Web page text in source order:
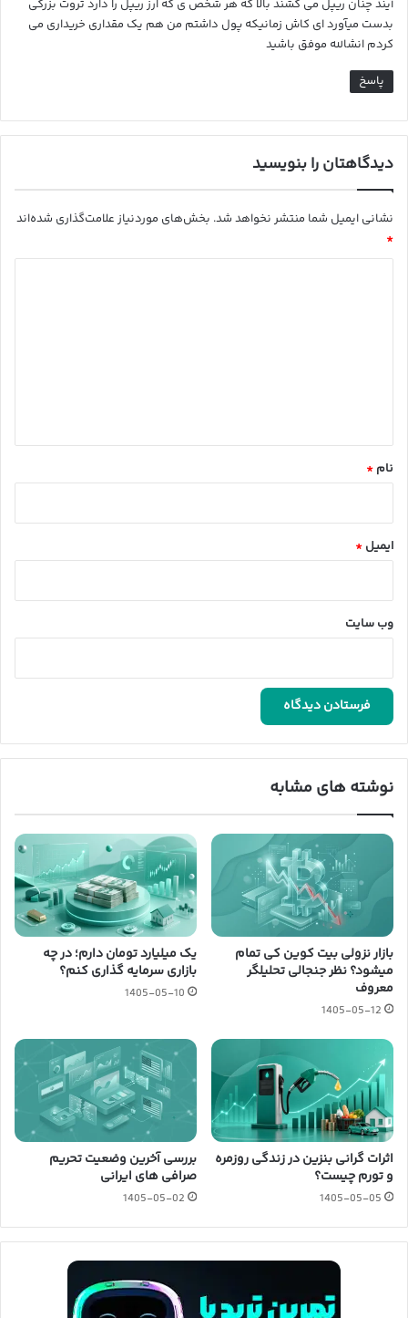
آیند چنان ریپل می کشند بالا که هر شخص ی که ارز ریپل را دارد ثروت بزرگی
بدست میآورد ای کاش زمانیکه پول داشتم من هم یک مقداری خریداری می
کردم انشالله موفق باشید
پاسخ
دیدگاهتان را بنویسید
نشانی ایمیل شما منتشر نخواهد شد. بخش‌های موردنیاز علامت‌گذاری شده‌اند
*
نام *
ایمیل *
وب‌ سایت
نوشته های مشابه
بازار نزولی بیت کوین کی تمام
میشود؟ نظر جنجالی تحلیلگر
معروف
1405-05-12
یک میلیارد تومان دارم؛ در چه
بازاری سرمایه گذاری کنم؟
1405-05-10
اثرات گرانی بنزین در زندگی روزمره
و تورم چیست؟
1405-05-05
بررسی آخرین وضعیت تحریم
صرافی های ایرانی
1405-05-02